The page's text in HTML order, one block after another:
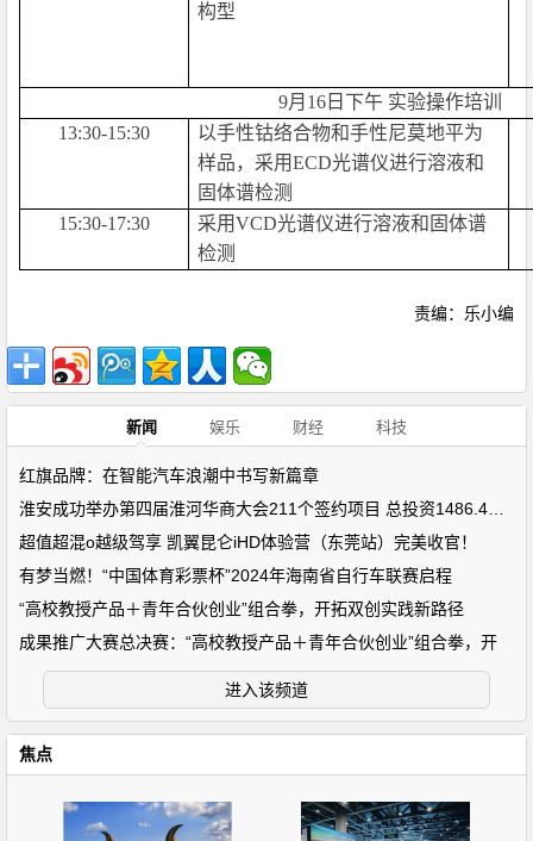
构型
9月16日下午 实验操作培训
13:30-15:30
以手性钴络合物和手性尼莫地平为
样品，采用ECD光谱仪进行溶液和
固体谱检测
15:30-17:30
采用VCD光谱仪进行溶液和固体谱
检测
责编：乐小编
新闻 娱乐 财经 科技
红旗品牌：在智能汽车浪潮中书写新篇章
超值超混o越级驾享 凯翼昆仑iHD体验营（东莞站）完美收官！
有梦当燃！“中国体育彩票杯”2024年海南省自行车联赛启程
“高校教授产品＋青年合伙创业”组合拳，开拓双创实践新路径
成果推广大赛总决赛：“高校教授产品＋青年合伙创业”组合拳，开
进入该频道
焦点